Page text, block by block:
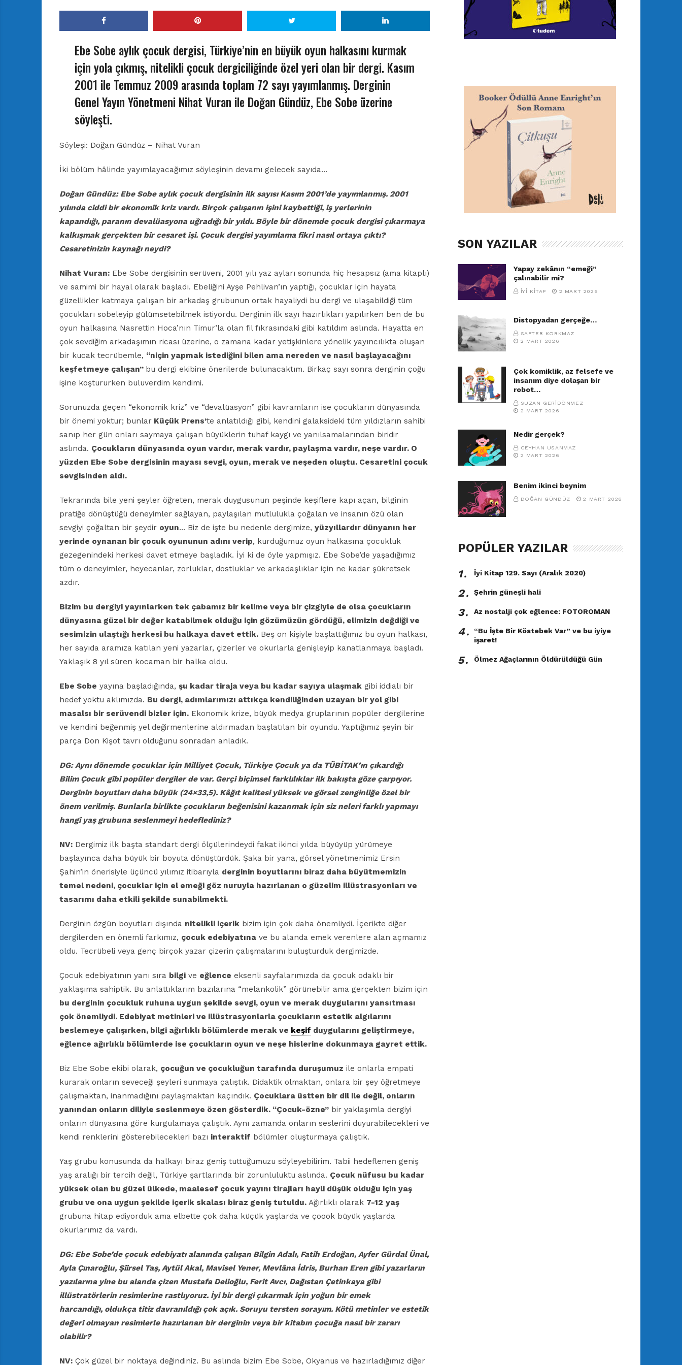
Ebe Sobe aylık çocuk dergisi, Türkiye’nin en büyük oyun halkasını kurmak
için yola çıkmış, nitelikli çocuk dergiciliğinde özel yeri olan bir dergi. Kasım
2001 ile Temmuz 2009 arasında toplam 72 sayı yayımlanmış. Derginin
Genel Yayın Yönetmeni Nihat Vuran ile Doğan Gündüz, Ebe Sobe üzerine
söyleşti.
Söyleşi: Doğan Gündüz – Nihat Vuran
İki bölüm hâlinde yayımlayacağımız söyleşinin devamı gelecek sayıda…
Doğan Gündüz: Ebe Sobe aylık çocuk dergisinin ilk sayısı Kasım 2001’de yayımlanmış. 2001
yılında ciddi bir ekonomik kriz vardı. Birçok çalışanın işini kaybettiği, iş yerlerinin
kapandığı, paranın devalüasyona uğradığı bir yıldı. Böyle bir dönemde çocuk dergisi çıkarmaya
kalkışmak gerçekten bir cesaret işi. Çocuk dergisi yayımlama fikri nasıl ortaya çıktı?
Cesaretinizin kaynağı neydi?
Nihat Vuran: Ebe Sobe dergisinin serüveni, 2001 yılı yaz ayları sonunda hiç hesapsız (ama kitaplı)
ve samimi bir hayal olarak başladı. Ebeliğini Ayşe Pehlivan’ın yaptığı, çocuklar için hayata
güzellikler katmaya çalışan bir arkadaş grubunun ortak hayaliydi bu dergi ve ulaşabildiği tüm
çocukları sobeleyip gülümsetebilmek istiyordu. Derginin ilk sayı hazırlıkları yapılırken ben de bu
oyun halkasına Nasrettin Hoca’nın Timur’la olan fil fıkrasındaki gibi katıldım aslında. Hayatta en
çok sevdiğim arkadaşımın ricası üzerine, o zamana kadar yetişkinlere yönelik yayıncılıkta oluşan
bir kucak tecrübemle, “niçin yapmak istediğini bilen ama nereden ve nasıl başlayacağını
keşfetmeye çalışan” bu dergi ekibine önerilerde bulunacaktım. Birkaç sayı sonra derginin çoğu
işine koştururken buluverdim kendimi.
Sorunuzda geçen “ekonomik kriz” ve “devalüasyon” gibi kavramların ise çocukların dünyasında
bir önemi yoktur; bunlar Küçük Prens’te anlatıldığı gibi, kendini galaksideki tüm yıldızların sahibi
sanıp her gün onları saymaya çalışan büyüklerin tuhaf kaygı ve yanılsamalarından biridir
aslında. Çocukların dünyasında oyun vardır, merak vardır, paylaşma vardır, neşe vardır. O
yüzden Ebe Sobe dergisinin mayası sevgi, oyun, merak ve neşeden oluştu. Cesaretini çocuk
sevgisinden aldı.
Tekrarında bile yeni şeyler öğreten, merak duygusunun peşinde keşiflere kapı açan, bilginin
pratiğe dönüştüğü deneyimler sağlayan, paylaşılan mutlulukla çoğalan ve insanın özü olan
sevgiyi çoğaltan bir şeydir oyun… Biz de işte bu nedenle dergimize, yüzyıllardır dünyanın her
yerinde oynanan bir çocuk oyununun adını verip, kurduğumuz oyun halkasına çocukluk
gezegenindeki herkesi davet etmeye başladık. İyi ki de öyle yapmışız. Ebe Sobe’de yaşadığımız
tüm o deneyimler, heyecanlar, zorluklar, dostluklar ve arkadaşlıklar için ne kadar şükretsek
azdır.
Bizim bu dergiyi yayınlarken tek çabamız bir kelime veya bir çizgiyle de olsa çocukların
dünyasına güzel bir değer katabilmek olduğu için gözümüzün gördüğü, elimizin değdiği ve
sesimizin ulaştığı herkesi bu halkaya davet ettik. Beş on kişiyle başlattığımız bu oyun halkası,
her sayıda aramıza katılan yeni yazarlar, çizerler ve okurlarla genişleyip kanatlanmaya başladı.
Yaklaşık 8 yıl süren kocaman bir halka oldu.
Ebe Sobe yayına başladığında, şu kadar tiraja veya bu kadar sayıya ulaşmak gibi iddialı bir
hedef yoktu aklımızda. Bu dergi, adımlarımızı attıkça kendiliğinden uzayan bir yol gibi
masalsı bir serüvendi bizler için. Ekonomik krize, büyük medya gruplarının popüler dergilerine
ve kendini beğenmiş yel değirmenlerine aldırmadan başlatılan bir oyundu. Yaptığımız şeyin bir
parça Don Kişot tavrı olduğunu sonradan anladık.
DG: Aynı dönemde çocuklar için Milliyet Çocuk, Türkiye Çocuk ya da TÜBİTAK’ın çıkardığı
Bilim Çocuk gibi popüler dergiler de var. Gerçi biçimselfarklılıklar ilk bakışta göze çarpıyor.
Derginin boyutları daha büyük (24×33,5). Kâğıt kalitesiyüksek ve görsel zenginliğe özel bir
önem verilmiş. Bunlarla birlikte çocukların beğenisini kazanmak için siz neleri farklı yapmayı
hangi yaşgrubuna seslenmeyi hedeflediniz?
NV: Dergimiz ilk başta standart dergi ölçülerindeydi fakat ikinci yılda büyüyüp yürümeye
başlayınca daha büyük bir boyuta dönüştürdük. Şaka bir yana, görsel yönetmenimiz Ersin
Şahin’in önerisiyle üçüncü yılımız itibarıyla derginin boyutlarını biraz daha büyütmemizin
temel nedeni, çocuklar için el emeği göz nuruyla hazırlanan o güzelim illüstrasyonları ve
tasarımı daha etkili şekilde sunabilmekti.
Derginin özgün boyutları dışında nitelikli içerik bizim için çok daha önemliydi. İçerikte diğer
dergilerden en önemli farkımız, çocuk edebiyatına ve bu alanda emek verenlere alan açmamız
oldu. Tecrübeli veya genç birçok yazar çizerin çalışmalarını buluşturduk dergimizde.
Çocuk edebiyatının yanı sıra bilgi ve eğlence eksenli sayfalarımızda da çocuk odaklı bir
yaklaşıma sahiptik. Bu anlattıklarım bazılarına “melankolik” görünebilir ama gerçekten bizim için
bu derginin çocukluk ruhuna uygun şekilde sevgi, oyun ve merak duygularını yansıtması
çok önemliydi. Edebiyat metinleri ve illüstrasyonlarla çocukların estetik algılarını
beslemeye çalışırken, bilgi ağırlıklı bölümlerde merak ve keşif duygularını geliştirmeye,
eğlence ağırlıklı bölümlerde ise çocukların oyun ve neşe hislerine dokunmaya gayret ettik.
Biz Ebe Sobe ekibi olarak, çocuğun ve çocukluğun tarafında duruşumuz ile onlarla empati
kurarak onların seveceği şeyleri sunmaya çalıştık. Didaktik olmaktan, onlara bir şey öğretmeye
çalışmaktan, inanmadığını paylaşmaktan kaçındık. Çocuklara üstten bir dil ile değil, onların
yanından onların diliyle seslenmeye özen gösterdik. “Çocuk-özne” bir yaklaşımla dergiyi
onların dünyasına göre kurgulamaya çalıştık. Aynı zamanda onların seslerini duyurabilecekleri ve
kendi renklerini gösterebilecekleri bazı interaktif bölümler oluşturmaya çalıştık.
Yaş grubu konusunda da halkayı biraz geniş tuttuğumuzu söyleyebilirim. Tabii hedeflenen geniş
yaş aralığı bir tercih değil, Türkiye şartlarında bir zorunluluktu aslında. Çocuk nüfusu bu kadar
yüksek olan bu güzel ülkede, maalesef çocuk yayını tirajları hayli düşük olduğu için yaş
grubu ve ona uygun şekilde içerik skalası biraz geniş tutuldu. Ağırlıklı olarak 7-12 yaş
grubuna hitap ediyorduk ama elbette çok daha küçük yaşlarda ve çoook büyük yaşlarda
okurlarımız da vardı.
DG: Ebe Sobe’de çocuk edebiyatı alanında çalışan Bilgin Adalı, Fatih Erdoğan, Ayfer GürdalÜnal,
Ayla Çınaroğlu, Şiirsel Taş, Aytül Akal, Mavisel Yener, Mevlâna İdris, Burhan Eren gibiyazarların
yazılarına yine bu alanda çizen Mustafa Delioğlu, Ferit Avcı, Dağıstan Çetinkaya gibi
illüstratörlerin resimlerine rastlıyoruz. İyibir dergi çıkarmak için yoğun bir emek
harcandığı, oldukça titiz davranıldığı çok açık. Soruyu tersten sorayım. Kötü metinler ve estetik
değeriolmayan resimlerle hazırlanan bir derginin veya bir kitabın çocuğa nasıl bir zararı
olabilir?
NV: Çok güzel bir noktaya değindiniz. Bu aslında bizim Ebe Sobe, Okyanus ve hazırladığımız diğer
SON YAZILAR
Yapay zekânın “emeği”
çalınabilir mi?
İYI KITAP 2 MART 2026
Distopyadan gerçeğe…
SAFTER KORKMAZ
2 MART 2026
Çok komiklik, az felsefe ve
insanım diye dolaşan bir
robot…
SUZAN GERIDÖNMEZ
2 MART 2026
Nedir gerçek?
CEYHAN USANMAZ
2 MART 2026
Benim ikinci beynim
DOĞAN GÜNDÜZ 2 MART 2026
POPÜLER YAZILAR
1․ İyi Kitap 129. Sayı (Aralık 2020)
2․ Şehrin güneşli hali
3․ Az nostalji çok eğlence: FOTOROMAN
4․
“Bu İşte Bir Köstebek Var” ve bu iyiye
işaret!
5․ Ölmez Ağaçlarının Öldürüldüğü Gün